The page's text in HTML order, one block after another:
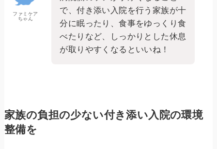
ファミケア
ちゃん
で、付き添い入院を行う家族が十
分に眠ったり、食事をゆっくり食
べたりなど、しっかりとした休息
が取りやすくなるといいね！
家族の負担の少ない付き添い入院の環境
整備を